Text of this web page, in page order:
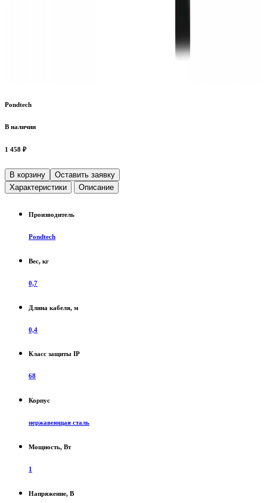
Pondtech
В наличии
1 458 ₽
В корзину
Оставить заявку
Характеристики
Описание
Производитель
Pondtech
Вес, кг
0,7
Длина кабеля, м
0,4
Класс защиты IP
68
Корпус
нержавеющая сталь
Мощность, Вт
1
Напряжение, В